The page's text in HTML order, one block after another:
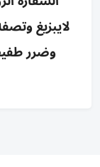
لايبزيغ
وضرر